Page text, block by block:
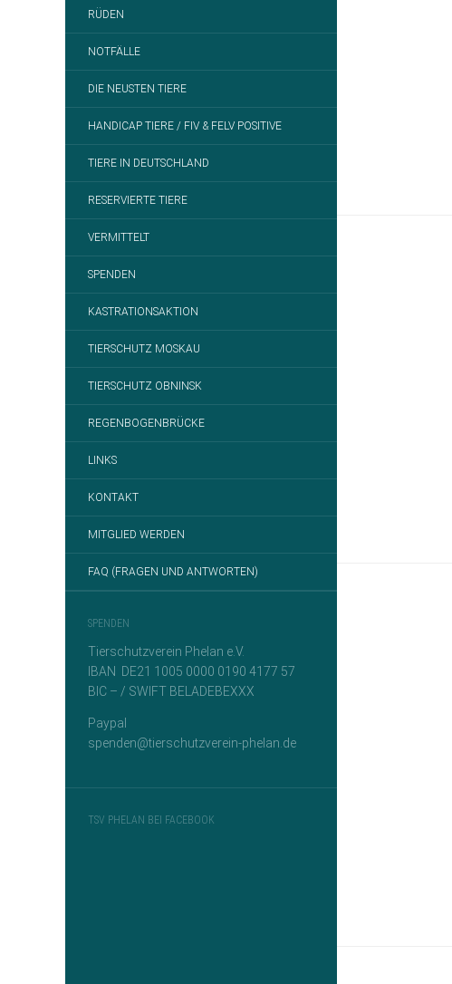
RÜDEN
NOTFÄLLE
DIE NEUSTEN TIERE
HANDICAP TIERE / FIV & FELV POSITIVE
TIERE IN DEUTSCHLAND
RESERVIERTE TIERE
VERMITTELT
SPENDEN
KASTRATIONSAKTION
TIERSCHUTZ MOSKAU
TIERSCHUTZ OBNINSK
REGENBOGENBRÜCKE
LINKS
KONTAKT
MITGLIED WERDEN
FAQ (FRAGEN UND ANTWORTEN)
SPENDEN
Tierschutzverein Phelan e.V.
IBAN DE21 1005 0000 0190 4177 57
BIC – / SWIFT BELADEBEXXX
Paypal
spenden@tierschutzverein-phelan.de
TSV PHELAN BEI FACEBOOK